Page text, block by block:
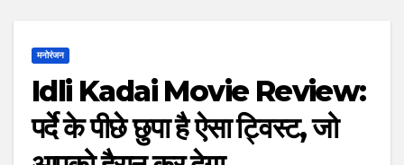
मनोरंजन
Idli Kadai Movie Review:
पर्दे के पीछे छुपा है ऐसा ट्विस्ट, जो